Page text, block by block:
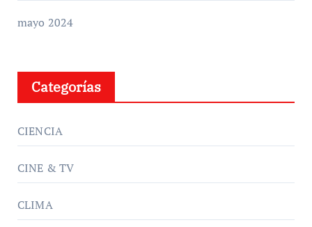
mayo 2024
Categorías
CIENCIA
CINE & TV
CLIMA